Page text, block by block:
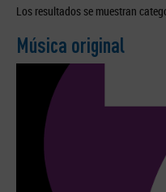
Los resultados se muestran
Música original